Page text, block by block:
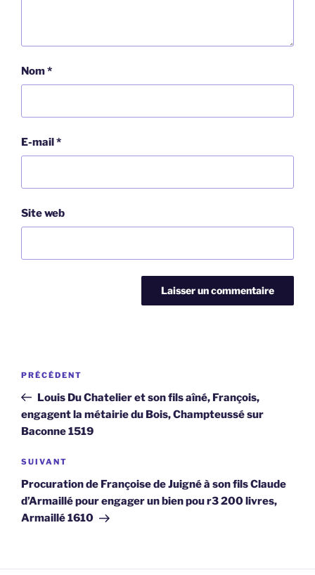
Nom*
E-mail*
Site web
Navigation
l’article
Article
précédent
PRÉCÉDENT
Louis Du Chatelier et son fils aîné, François,
engagent la métairie du Bois, Champteussé sur
Baconne 1519
Article
suivant
SUIVANT
Procuration de Françoise de Juigné à son fils Claude
d’Armaillé pour engager un bien pou r3 200 livres,
Armaillé 1610